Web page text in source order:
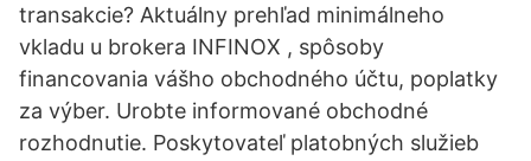
transakcie? Aktuálny prehľad minimálneho
vkladu u brokera INFINOX ️, spôsoby
financovania vášho obchodného účtu, poplatky
za výber. Urobte informované obchodné
rozhodnutie. Poskytovateľ platobných služieb